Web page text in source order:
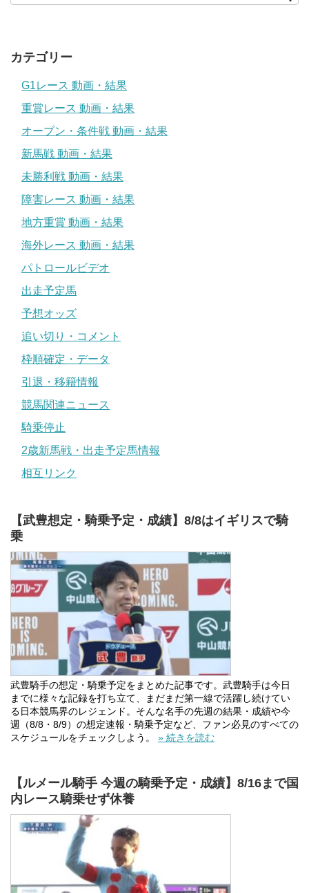
カテゴリー
G1レース 動画・結果
重賞レース 動画・結果
オープン・条件戦 動画・結果
新馬戦 動画・結果
未勝利戦 動画・結果
障害レース 動画・結果
地方重賞 動画・結果
海外レース 動画・結果
パトロールビデオ
出走予定馬
予想オッズ
追い切り・コメント
枠順確定・データ
引退・移籍情報
競馬関連ニュース
騎乗停止
2歳新馬戦・出走予定馬情報
相互リンク
【武豊想定・騎乗予定・成績】8/8はイギリスで騎
乗
武豊騎手の想定・騎乗予定をまとめた記事です。武豊騎手は今日
までに様々な記録を打ち立て、まだまだ第一線で活躍し続けてい
る日本競馬界のレジェンド。そんな名手の先週の結果・成績や今
週（8/8・8/9）の想定速報・騎乗予定など、ファン必見のすべての
スケジュールをチェックしよう。 » 続きを読む
【ルメール騎手 今週の騎乗予定・成績】8/16まで国
内レース騎乗せず休養